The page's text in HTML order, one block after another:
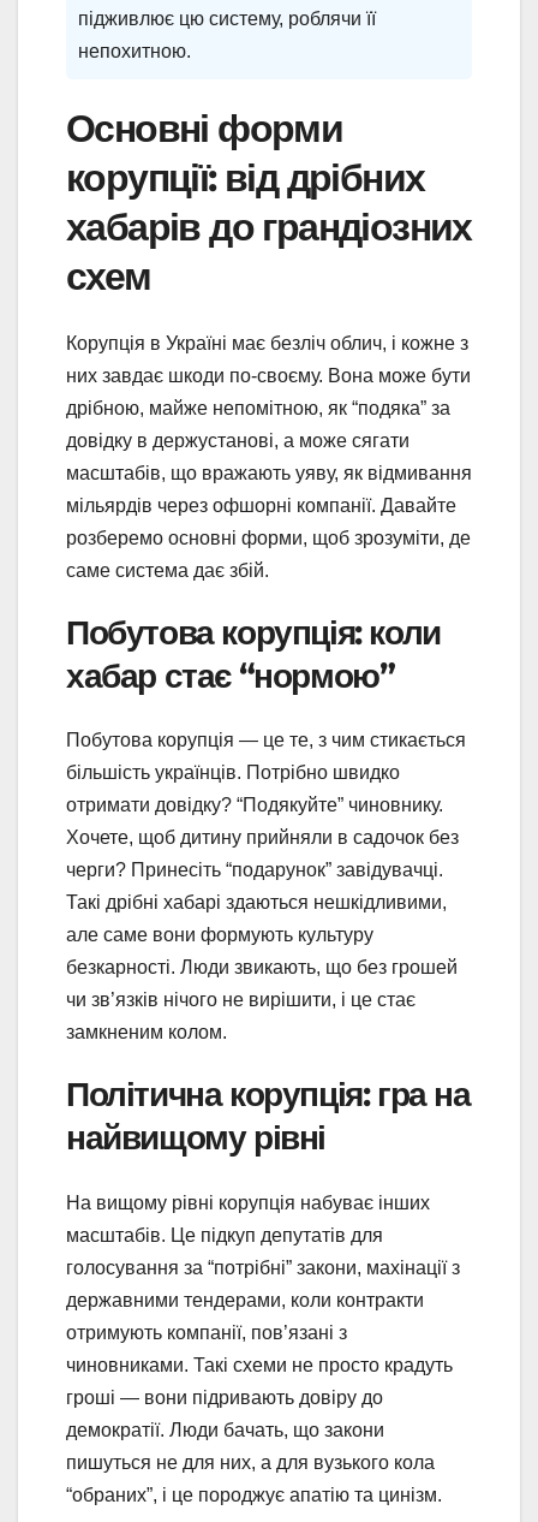
підживлює цю систему, роблячи її
непохитною.
Основні форми
корупції: від дрібних
хабарів до грандіозних
схем
Корупція в Україні має безліч облич, і кожне з
них завдає шкоди по-своєму. Вона може бути
дрібною, майже непомітною, як “подяка” за
довідку в держустанові, а може сягати
масштабів, що вражають уяву, як відмивання
мільярдів через офшорні компанії. Давайте
розберемо основні форми, щоб зрозуміти, де
саме система дає збій.
Побутова корупція: коли
хабар стає “нормою”
Побутова корупція — це те, з чим стикається
більшість українців. Потрібно швидко
отримати довідку? “Подякуйте” чиновнику.
Хочете, щоб дитину прийняли в садочок без
черги? Принесіть “подарунок” завідувачці.
Такі дрібні хабарі здаються нешкідливими,
але саме вони формують культуру
безкарності. Люди звикають, що без грошей
чи зв’язків нічого не вирішити, і це стає
замкненим колом.
Політична корупція: гра на
найвищому рівні
На вищому рівні корупція набуває інших
масштабів. Це підкуп депутатів для
голосування за “потрібні” закони, махінації з
державними тендерами, коли контракти
отримують компанії, пов’язані з
чиновниками. Такі схеми не просто крадуть
гроші — вони підривають довіру до
демократії. Люди бачать, що закони
пишуться не для них, а для вузького кола
“обраних”, і це породжує апатію та цинізм.